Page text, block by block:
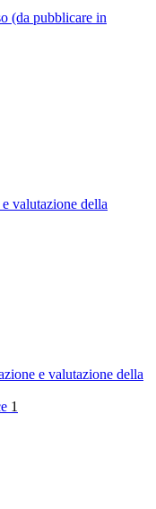
(da pubblicare in
valutazione della
e valutazione della
1